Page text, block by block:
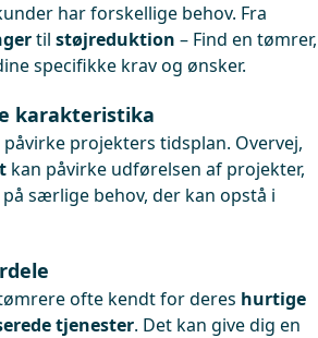
har forskellige behov. Fra
til støjreduktion – Find en tømrer,
specifikke krav og ønsker.
karakteristika
projekters tidsplan. Overvej,
kan påvirke udførelsen af projekter,
særlige behov, der kan opstå i
ofte kendt for deres hurtige
tjenester. Det kan give dig en